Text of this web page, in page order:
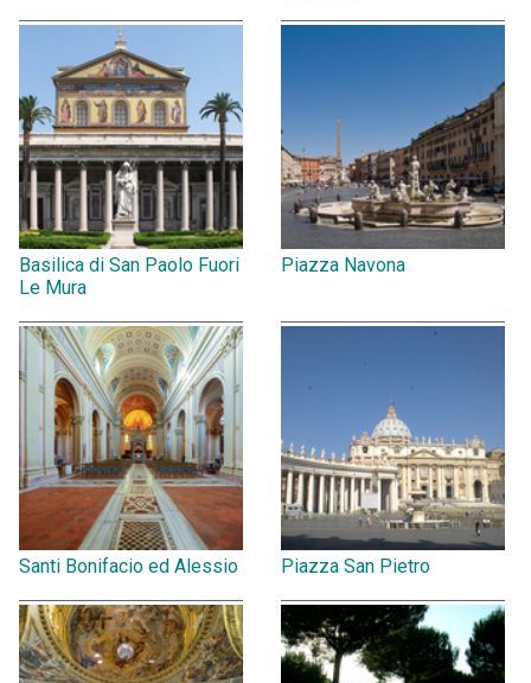
Basilica di San Paolo Fuori
Le Mura
Piazza Navona
Santi Bonifacio ed Alessio Piazza San Pietro